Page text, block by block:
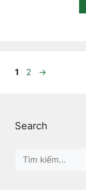
Page
1 Page
2 →
Search
Search
for: